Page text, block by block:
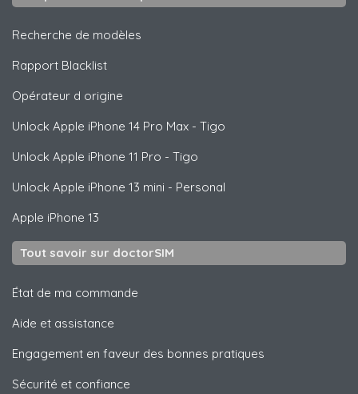
Recherche de modèles
Rapport Blacklist
Opérateur d origine
Unlock Apple iPhone 14 Pro Max - Tigo
Unlock Apple iPhone 11 Pro - Tigo
Unlock Apple iPhone 13 mini - Personal
Apple iPhone 13
Tout savoir sur doctorSIM
État de ma commande
Aide et assistance
Engagement en faveur des bonnes pratiques
Sécurité et confiance